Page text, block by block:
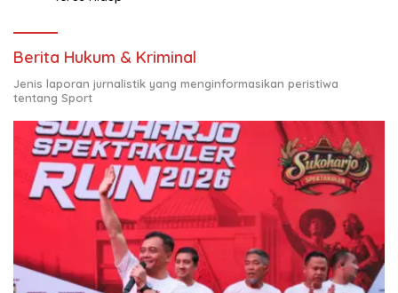
Berita Hukum & Kriminal
Jenis laporan jurnalistik yang menginformasikan peristiwa
tentang Sport